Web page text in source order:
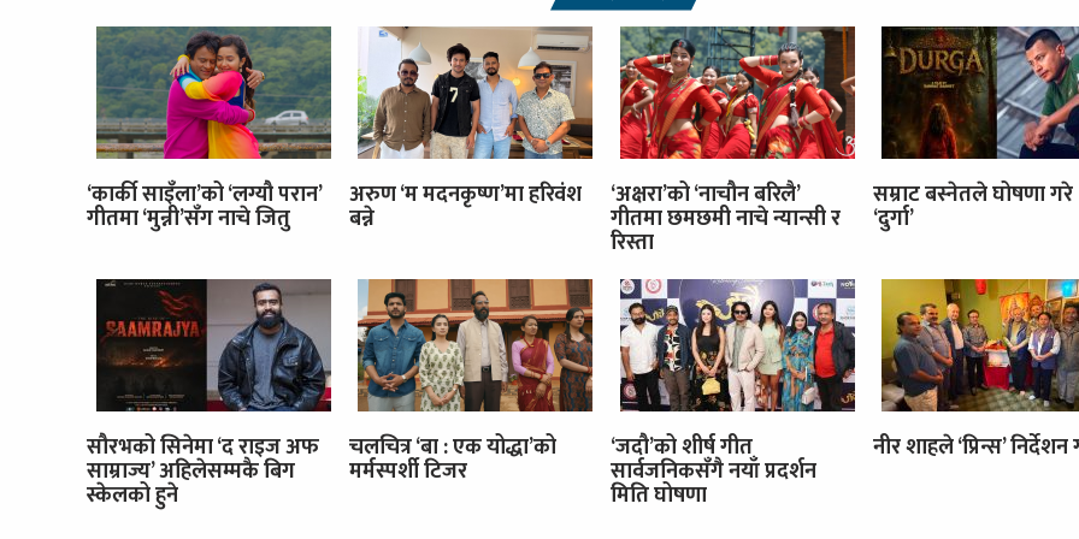
‘कार्की साइँला’को ‘लग्यौ परान’
गीतमा ‘मुन्नी’सँग नाचे जितु
अरुण ‘म मदनकृष्ण’मा हरिवंश
बन्ने
‘अक्षरा’को ‘नाचौन बरिलै’
गीतमा छमछमी नाचे न्यान्सी र
रिस्ता
सम्राट बस्नेतले घोषणा गरे
‘दुर्गा’
सौरभको सिनेमा ‘द राइज अफ
साम्राज्य’ अहिलेसम्मकै बिग
स्केलको हुने
चलचित्र ‘बा : एक योद्धा’को
मर्मस्पर्शी टिजर
‘जदौ’को शीर्ष गीत
सार्वजनिकसँगै नयाँ प्रदर्शन
मिति घोषणा
नीर शाहले ‘प्रिन्स’ निर्देशन